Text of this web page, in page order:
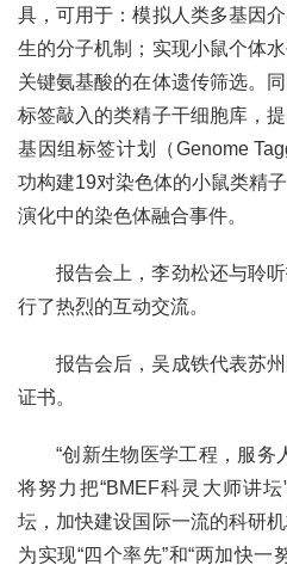
具，可用于：模拟人类多基因
生的分子机制；实现小鼠个体
关键氨基酸的在体遗传筛选。
标签敲入的类精子干细胞库，
基因组标签计划（Genome
功构建19对染色体的小鼠类精
演化中的染色体融合事件。
报告会上，李劲松还与聆
行了热烈的互动交流。
报告会后，吴成铁代表苏
证书。
“创新生物医学工程，服务
将努力把“BMEF科灵大师讲
坛，加快建设国际一流的科研
为实现“四个率先”和“两加快一